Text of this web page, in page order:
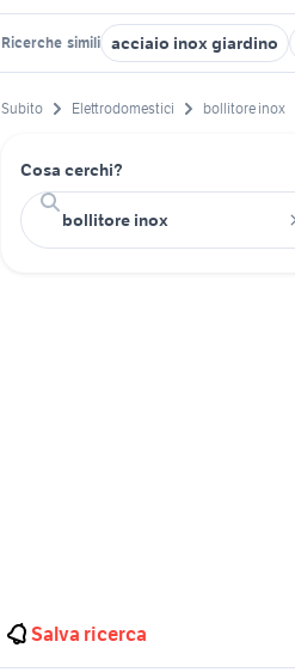
Ricerche simili acciaio inox giardino
Subito Elettrodomestici bollitore inox
Cosa cerchi?
Salva ricerca